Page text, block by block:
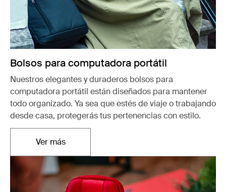
Bolsos para computadora portátil
Nuestros elegantes y duraderos bolsos para
computadora portátil están diseñados para mantener
todo organizado. Ya sea que estés de viaje o trabajando
desde casa, protegerás tus pertenencias con estilo.
Ver másSe abre en una nueva pestaña